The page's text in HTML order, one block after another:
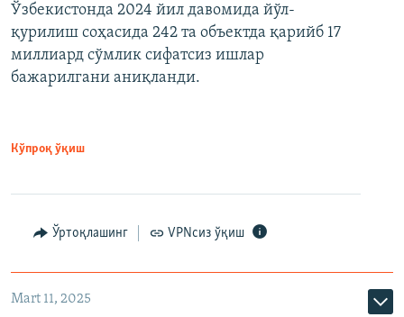
Ўзбекистонда 2024 йил давомида йўл-
қурилиш соҳасида 242 та объектда қарийб 17
миллиард сўмлик сифатсиз ишлар
бажарилгани аниқланди.
Кўпроқ ўқиш
Ўртоқлашинг VPNсиз ўқиш
Mart 11, 2025